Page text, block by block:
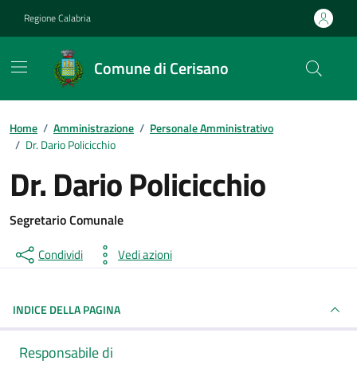
Regione Calabria
Comune di Cerisano
Home / Amministrazione / Personale Amministrativo
/ Dr. Dario Policicchio
Dr. Dario Policicchio
Segretario Comunale
Condividi Vedi azioni
INDICE DELLA PAGINA
Responsabile di